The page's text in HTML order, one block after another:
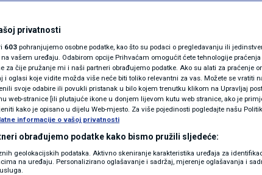
MAGAZIN
KOLUMNE
N1(DIS)INFO
KLIMATSKE PROMJENE
FOTO
VIDEO
moguće
VRIJEME 0 komentara
privatnosti
603 pohranjujemo osobne podatke, kao što su podaci o pregledavanju ili
vašem uređaju. Odabirom opcije Prihvaćam omogućit ćete tehnologije praćenja
za čije pružanje mi i naši partneri obrađujemo podatke. Ako su alati za praćenje
i oglasi koje vidite možda više neće biti toliko relevantni za vas. Možete se vratiti
svoje odabire ili povukli pristanak u bilo kojem trenutku klikom na Upravljaj
web-stranice [ili plutajuće ikone u donjem lijevom kutu web stranice, ako je
kako je opisano u dijelu Web-mjesto. Za više pojedinosti pogledajte našu
informacije o vašoj privatnosti
obrađujemo podatke kako bismo pružili sljedeće:
geolokacijskih podataka. Aktivno skeniranje karakteristika uređaja za
na uređaju. Personalizirano oglašavanje i sadržaj, mjerenje oglašavanja i